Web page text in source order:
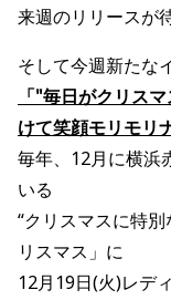
来週のリリースが
そして今週新たな
「"毎日がクリス
けて笑顔モリモリ
毎年、 12月に横浜
いる
“クリスマスに特
リスマス」に
12月 19日(火)レデ